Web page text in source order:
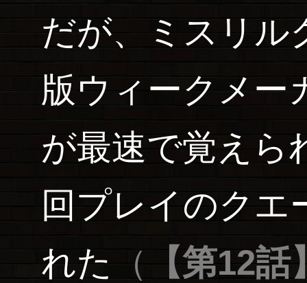
だが、ミスリル
版ウィークメー
が最速で覚えら
回プレイのクエ
れた
（
【第12話